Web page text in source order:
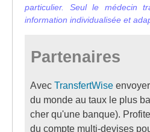
particulier. Seul le médecin
information individualisée et
Partenaires
AvecTransfertWise
du monde au taux le plus
cher qu'une banque).
du compte multi-devises